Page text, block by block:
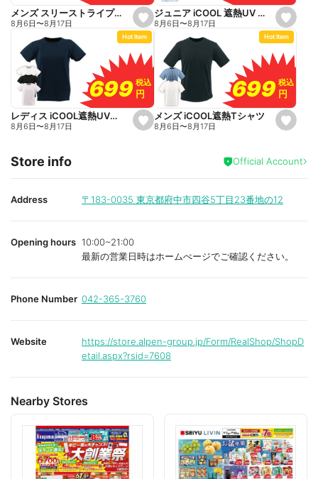
e
e
s
e
t
a
v
o
r
i
e
メンズ スリーストライプス機能Tシャツ
8月6日〜8月17日
s
e
t
a
v
o
r
i
e
ジュニア iCOOL 遮熱UV Tシャツ
8月6日〜8月17日
s
e
i
t
Hot Item
699
699税込
税込
円
円
レディス iCOOL遮熱UVカットTシャツ
8月6日〜8月17日
s
e
a
Hot Item
699
699 税込
税込
円
円
メンズ iCOOL遮熱Tシャツ
8月6日〜8月17日
Store info Official Account
Address 〒183-0035 東京都府中市四谷5丁目23番地の12
Opening hours 10:00~21:00
最新の営業日時はホームぺージでご確認ください。
Phone Number 042-365-3760
Website
https://store.alpen-group.jp/Form/RealShop/ShopD
etail.aspx?rsid=7608
Nearby Stores